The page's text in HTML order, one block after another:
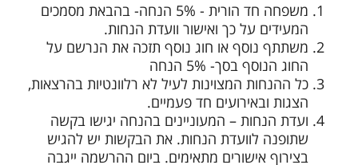
משפחה חד הורית - 5% הנחה- בהבאת מסמכים
המעידים על כך ואישור וועדת הנחות.
משתתף נוסף או חוג נוסף תזכה את הנרשם על
החוג הנוסף בסך- 5% הנחה
כל ההנחות המצוינות לעיל לא רלוונטיות בהרצאות,
הצגות ובאירועים חד פעמיים.
ועדת הנחות – המעוניינים בהנחה יגישו בקשה
שתופנה לוועדת הנחות. את הבקשות יש להגיש
בצירוף אישורים מתאימים. ביום ההרשמה ייגבה